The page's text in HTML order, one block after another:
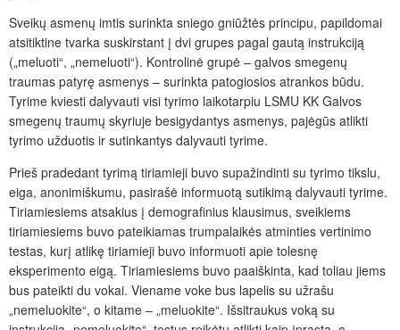
Sveikų asmenų imtis surinkta sniego gniūžtės principu, papildomai
atsitiktine tvarka suskirstant į dvi grupes pagal gautą instrukciją
(„meluoti“, „nemeluoti“). Kontrolinė grupė – galvos smegenų
traumas patyrę asmenys – surinkta patogiosios atrankos būdu.
Tyrime kviesti dalyvauti visi tyrimo laikotarpiu LSMU KK Galvos
smegenų traumų skyriuje besigydantys asmenys, pajėgūs atlikti
tyrimo užduotis ir sutinkantys dalyvauti tyrime.
Prieš pradedant tyrimą tiriamieji buvo supažindinti su tyrimo tikslu,
eiga, anonimiškumu, pasirašė informuotą sutikimą dalyvauti tyrime.
Tiriamiesiems atsakius į demografinius klausimus, sveikiems
tiriamiesiems buvo pateikiamas trumpalaikės atminties vertinimo
testas, kurį atlikę tiriamieji buvo informuoti apie tolesnę
eksperimento eigą. Tiriamiesiems buvo paaiškinta, kad toliau jiems
bus pateikti du vokai. Viename voke bus lapelis su užrašu
„nemeluokite“, o kitame – „meluokite“. Išsitraukus voką su